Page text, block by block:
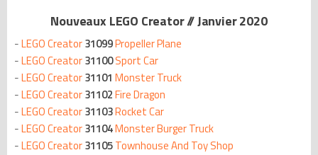
Nouveaux LEGO Creator // Janvier 2020
-LEGO Creator31099Propeller Plane
-LEGO Creator31100Sport Car
-LEGO Creator31101 Monster Truck
-LEGO Creator31102Fire Dragon
-LEGO Creator31103Rocket Car
-LEGO Creator31104Monster Burger Truck
-LEGO Creator31105Townhouse And Toy Shop